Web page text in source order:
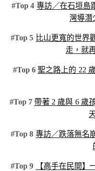
#Top 4 專訪／在石垣島
灣導潛
#Top 5 比山更寬的世界
走，就
#Top 6聖之路上的 22
#Top 7 帶著 2 歲與 6 歲
#Top 8 專訪／跌落無名
#Top 9
【高手在民間】